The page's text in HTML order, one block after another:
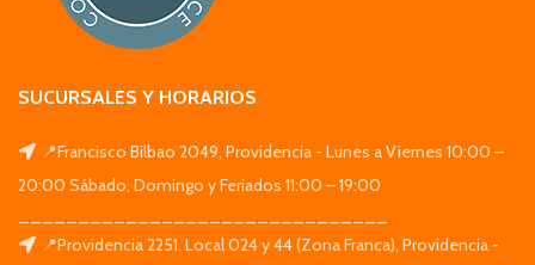
SUCURSALES Y HORARIOS
📍Francisco Bilbao 2049, Providencia - Lunes a Viernes 10:00 –
20:00 Sábado, Domingo y Feriados 11:00 – 19:00
📍Providencia 2251. Local 024 y 44 (Zona Franca), Providencia -